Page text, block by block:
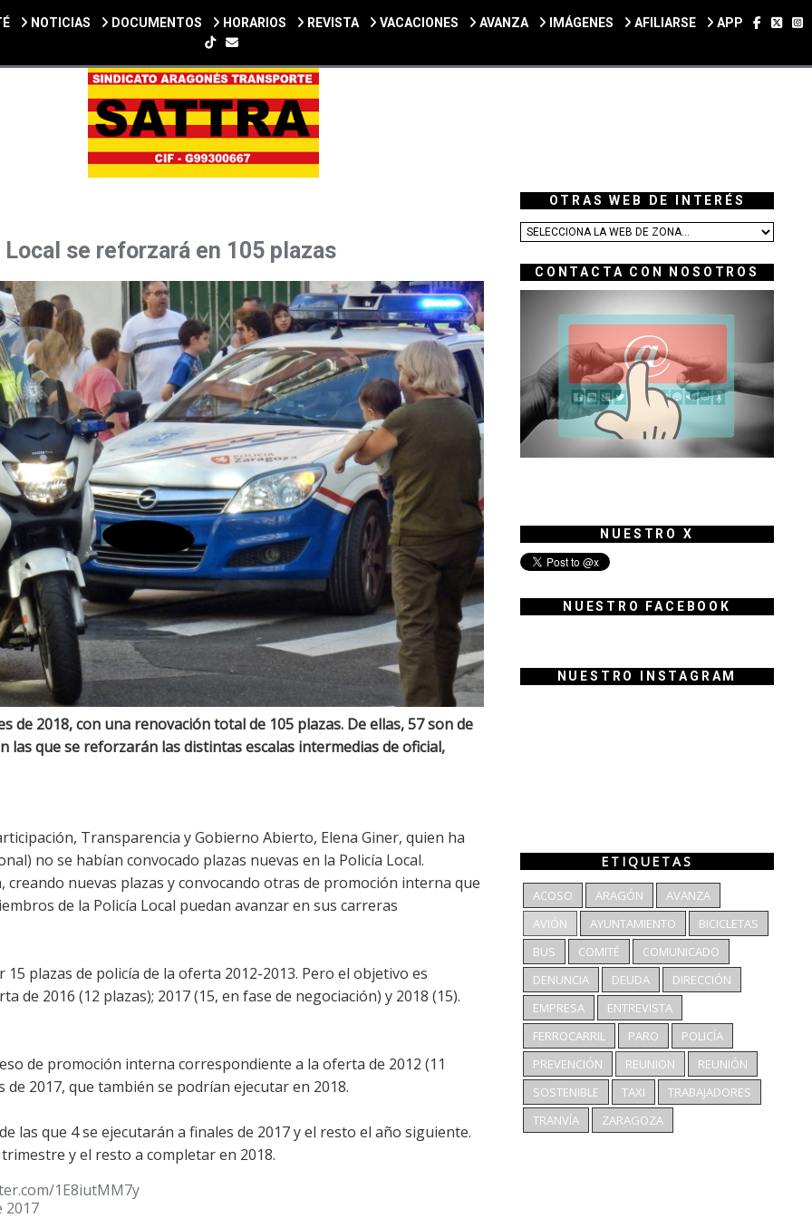
NOTICIAS DOCUMENTOS HORARIOS REVISTA VACACIONES AVANZA IMÁGENES AFILIARSE APP
SIGUENOS EN TIKTOK
se reforzará en 105 plazas
de 2018, con una renovación total de 105 plazas. De ellas, 57 son de
que se reforzarán las distintas escalas intermedias de oficial,
Transparencia y Gobierno Abierto, Elena Giner, quien ha
no se habían convocado plazas nuevas en la Policía Local.
nuevas plazas y convocando otras de promoción interna que
de la Policía Local puedan avanzar en sus carreras
plazas de policía de la oferta 2012-2013. Pero el objetivo es
2016 (12 plazas); 2017 (15, en fase de negociación) y 2018 (15).
de promoción interna correspondiente a la oferta de 2012 (11
2017, que también se podrían ejecutar en 2018.
las que 4 se ejecutarán a finales de 2017 y el resto el año siguiente.
y el resto a completar en 2018.
1E8iutMM7y
2017
OTRAS WEB DE INTERÉS
CONTACTA CON NOSOTROS
NUESTRO X
NUESTRO FACEBOOK
NUESTRO INSTAGRAM
ETIQUETAS
ACOSO ARAGÓN
AVANZA
AVIÓN
AYUNTAMIENTO
BICICLETAS
BUS
COMITÉ
COMUNICADO
DENUNCIA
DEUDA
DIRECCIÓN
EMPRESA
ENTREVISTA
FERROCARRIL
PARO
POLICÍA
PREVENCIÓN
REUNION
REUNIÓN
SOSTENIBLE
TAXI
TRABAJADORES
TRANVÍA
ZARAGOZA